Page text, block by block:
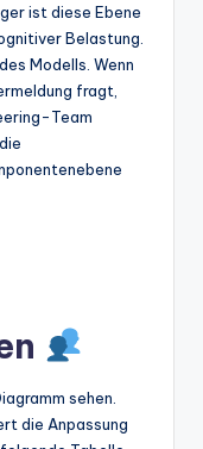
ist diese Ebene
Belastung.
Modells. Wenn
fragt,
Team
sehen.
die Anpassung